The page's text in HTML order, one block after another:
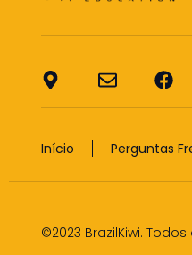
Início Perguntas
©2023 BrazilKiwi.